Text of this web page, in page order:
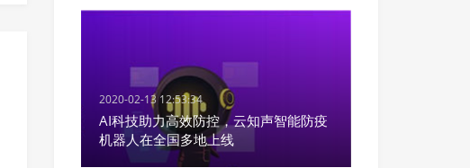
2020-02-13 12:53:34
AI科技助力高效防控，云知声智能防疫
机器人在全国多地上线